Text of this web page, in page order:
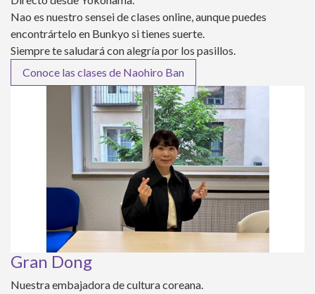
Nao es nuestro sensei de clases online, aunque puedes
encontrártelo en Bunkyo si tienes suerte.
Siempre te saludará con alegría por los pasillos.
Conoce las clases de Naohiro Ban
Gran Dong
Nuestra embajadora de cultura coreana.